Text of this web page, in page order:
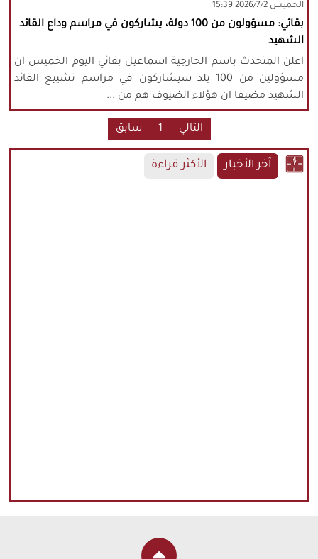
‫‫الخميس‬‬ 2026/7/2 15:39
بقائي: مسؤولون من 100 دولة، يشاركون في مراسم وداع القائد
الشهيد
اعلن المتحدث باسم الخارجية اسماعيل بقائي اليوم الخميس ان
مسؤولين من 100 بلد سيشاركون في مراسم تشييع القائد
الشهيد مضيفا ان هؤلاء الضيوف هم من ...
سابق 1 التالي
آخر الأخبار الأكثر قراءة